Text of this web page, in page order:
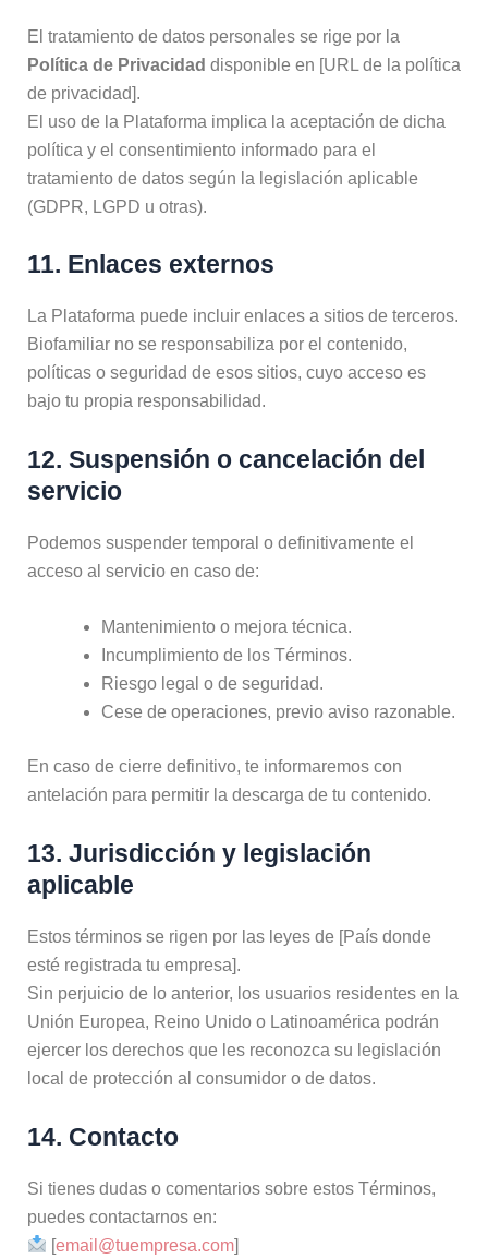
El tratamiento de datos personales se rige por la
Política de Privacidad disponible en [URL de la política
de privacidad].
El uso de la Plataforma implica la aceptación de dicha
política y el consentimiento informado para el
tratamiento de datos según la legislación aplicable
(GDPR, LGPD u otras).
11. Enlaces externos
La Plataforma puede incluir enlaces a sitios de terceros.
Biofamiliar no se responsabiliza por el contenido,
políticas o seguridad de esos sitios, cuyo acceso es
bajo tu propia responsabilidad.
12. Suspensión o cancelación del
servicio
Podemos suspender temporal o definitivamente el
acceso al servicio en caso de:
Mantenimiento o mejora técnica.
Incumplimiento de los Términos.
Riesgo legal o de seguridad.
Cese de operaciones, previo aviso razonable.
En caso de cierre definitivo, te informaremos con
antelación para permitir la descarga de tu contenido.
13. Jurisdicción y legislación
aplicable
Estos términos se rigen por las leyes de [País donde
esté registrada tu empresa].
Sin perjuicio de lo anterior, los usuarios residentes en la
Unión Europea, Reino Unido o Latinoamérica podrán
ejercer los derechos que les reconozca su legislación
local de protección al consumidor o de datos.
14. Contacto
Si tienes dudas o comentarios sobre estos Términos,
puedes contactarnos en:
[email@tuempresa.com]